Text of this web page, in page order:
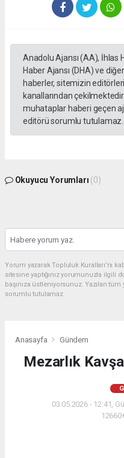
Anadolu Ajansı (AA), İhlas
Haber Ajansı (DHA) ve
haberler, sitemizin
kanallarından
muhataplar haberi geçen
editörü sorumlu tutulamaz...
Okuyucu Yorumları (0)
Yorum yazarak Topluluk Kuralları’nı
sitesine yaptığınız yorumunuzla ilgili
başınıza üstleniyorsunuz. Yazılan
sorumlu tutulamaz.
Anasayfa Gündem
Mezarlık
03.05.2026 - 12:41,